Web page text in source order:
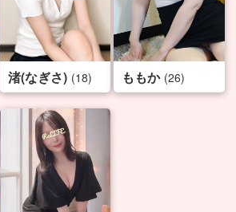
渚(なぎさ) (18) ももか (26)